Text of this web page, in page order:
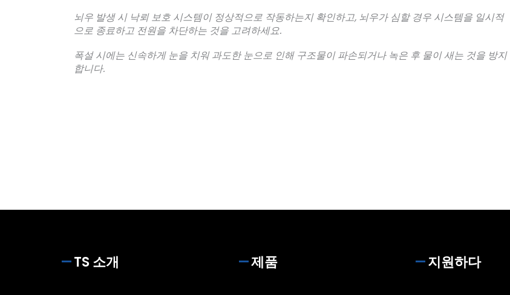
뇌우 발생 시 낙뢰 보호 시스템이 정상적으로 작동하는지 확인하고, 뇌우가 심할 경우 시스템을 일시적
으로 종료하고 전원을 차단하는 것을 고려하세요.
폭설 시에는 신속하게 눈을 치워 과도한 눈으로 인해 구조물이 파손되거나 녹은 후 물이 새는 것을 방지
합니다.
TS 소개 제품 지원하다